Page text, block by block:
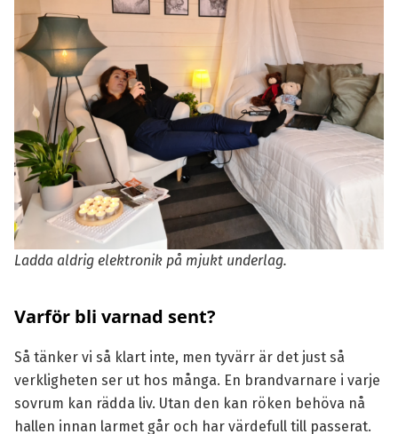
Ladda aldrig elektronik på mjukt underlag.
Varför bli varnad sent?
Så tänker vi så klart inte, men tyvärr är det just så
verkligheten ser ut hos många. En brandvarnare i varje
sovrum kan rädda liv. Utan den kan röken behöva nå
hallen innan larmet går och har värdefull till passerat.